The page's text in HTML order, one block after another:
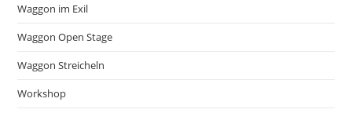
Waggon im Exil
Waggon Open Stage
Waggon Streicheln
Workshop